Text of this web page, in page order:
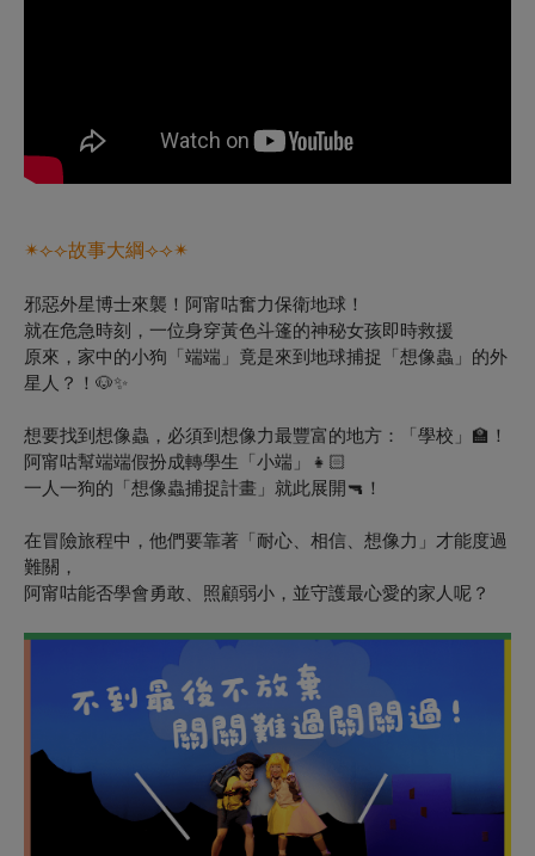
✴︎⟣⟣故事大綱⟢⟢✴︎
邪惡外星博士來襲！阿甯咕奮力保衛地球！
就在危急時刻，一位身穿黃色斗篷的神秘女孩即時救援
原來，家中的小狗「端端」竟是來到地球捕捉「想像蟲」的外
星人？！🐶✨
想要找到想像蟲，必須到想像力最豐富的地方：「學校」🏫！
阿甯咕幫端端假扮成轉學生「小端」👧🏻
一人一狗的「想像蟲捕捉計畫」就此展開🔫！
在冒險旅程中，他們要靠著「耐心、相信、想像力」才能度過
難關，
阿甯咕能否學會勇敢、照顧弱小，並守護最心愛的家人呢？